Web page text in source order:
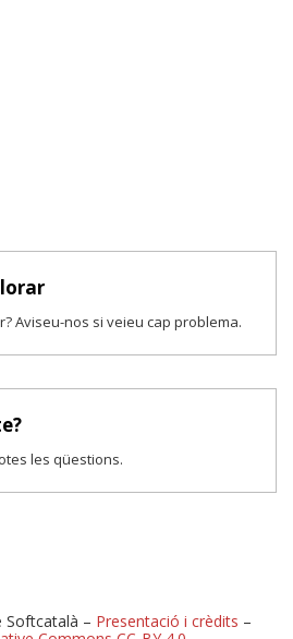
Aviseu-nos si veieu cap problema.
les qüestions.
Softcatalà – Presentació i crèdits –